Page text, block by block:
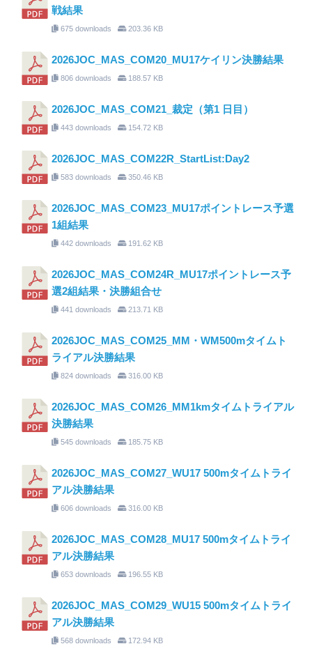
戦結果
675 downloads 203.36 KB
2026JOC_MAS_COM20_MU17ケイリン決勝結果
806 downloads 188.57 KB
2026JOC_MAS_COM21_裁定（第1 日目）
443 downloads 154.72 KB
2026JOC_MAS_COM22R_StartList:Day2
583 downloads 350.46 KB
2026JOC_MAS_COM23_MU17ポイントレース予選
1組結果
442 downloads 191.62 KB
2026JOC_MAS_COM24R_MU17ポイントレース予
選2組結果・決勝組合せ
441 downloads 213.71 KB
2026JOC_MAS_COM25_MM・WM500mタイムト
ライアル決勝結果
824 downloads 316.00 KB
2026JOC_MAS_COM26_MM1kmタイムトライアル
決勝結果
545 downloads 185.75 KB
2026JOC_MAS_COM27_WU17 500mタイムトライ
アル決勝結果
606 downloads 316.00 KB
2026JOC_MAS_COM28_MU17 500mタイムトライ
アル決勝結果
653 downloads 196.55 KB
2026JOC_MAS_COM29_WU15 500mタイムトライ
アル決勝結果
568 downloads 172.94 KB